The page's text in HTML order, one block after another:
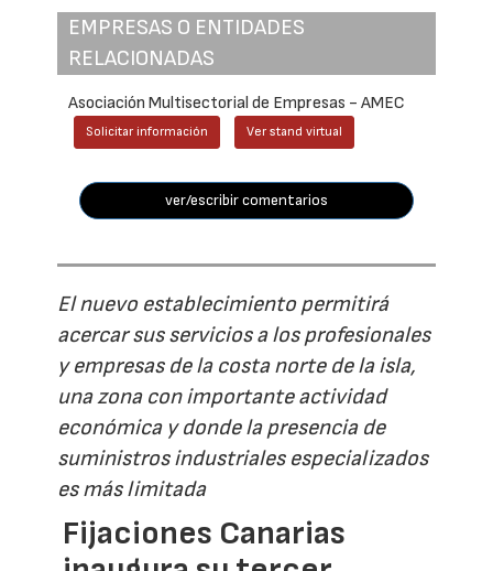
EMPRESAS O ENTIDADES
RELACIONADAS
Asociación Multisectorial de Empresas - AMEC
Solicitar información Ver stand virtual
ver/escribir comentarios
El nuevo establecimiento permitirá
acercar sus servicios a los profesionales
y empresas de la costa norte de la isla,
una zona con importante actividad
económica y donde la presencia de
suministros industriales especializados
es más limitada
Fijaciones Canarias